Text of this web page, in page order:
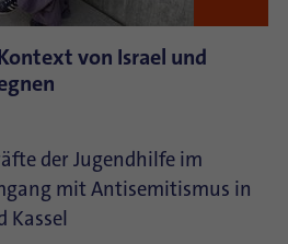
von Israel und
der Jugendhilfe im
mit Antisemitismus in
Kassel